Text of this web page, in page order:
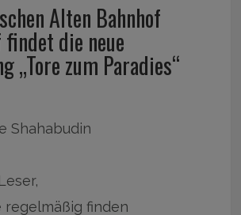
Alten Bahnhof
die neue
„Tore zum Paradies“
Shahabudin
finden